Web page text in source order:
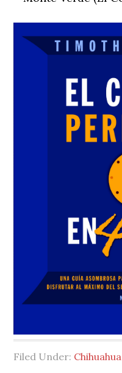
Filed Under: Chihuahua